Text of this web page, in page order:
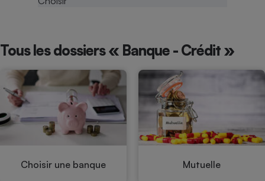
Tous les dossiers « Banque - Crédit »
Choisir une banque Mutuelle